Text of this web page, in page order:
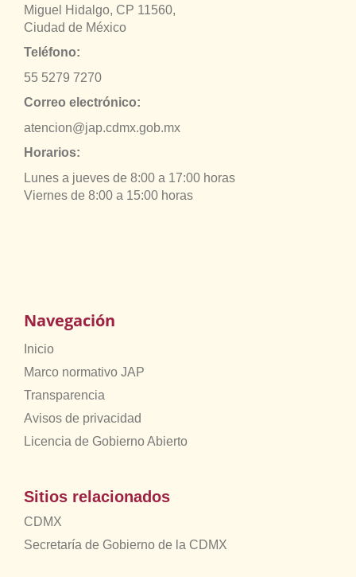
Miguel Hidalgo, CP 11560,
Ciudad de México
Teléfono:
55 5279 7270
Correo electrónico:
atencion@jap.cdmx.gob.mx
Horarios:
Lunes a jueves de 8:00 a 17:00 horas
Viernes de 8:00 a 15:00 horas
Navegación
Inicio
Marco normativo JAP
Transparencia
Avisos de privacidad
Licencia de Gobierno Abierto
Sitios relacionados
CDMX
Secretaría de Gobierno de la CDMX